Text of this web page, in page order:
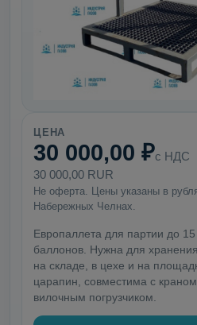
ЦЕНА
30 000,00 ₽с НДС
30 000,00 RUR
Не оферта. Цены указаны в
Набережных Челнах.
Европаллета для партии до
баллонов. Нужна для
на складе, в цехе и на
царапин, совместима с
вилочным погрузчиком.